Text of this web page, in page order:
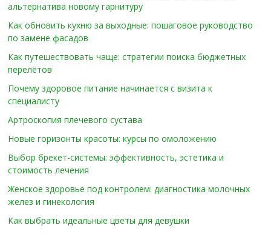
альтернатива новому гарнитуру
Как обновить кухню за выходные: пошаговое руководство
по замене фасадов
Как путешествовать чаще: стратегии поиска бюджетных
перелётов
Почему здоровое питание начинается с визита к
специалисту
Артроскопия плечевого сустава
Новые горизонты красоты: курсы по омоложению
Выбор брекет-системы: эффективность, эстетика и
стоимость лечения
Женское здоровье под контролем: диагностика молочных
желез и гинекология
Как выбрать идеальные цветы для девушки